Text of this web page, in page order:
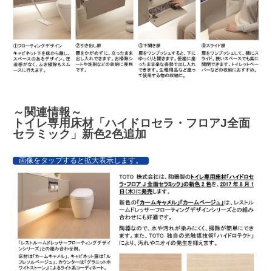
～関連情報～
トイレ専用床材「ハイドロセラ・フロアJ全面
セラミック」新色2色追加
画像をタップすると拡大表示します。